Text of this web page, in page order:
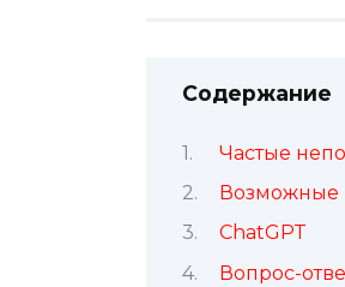
Содержание
Частые
Возможные
ChatGPT
Вопрос-